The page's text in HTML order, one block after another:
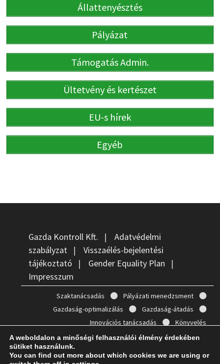
Állattenyésztés
Pályázat
Támogatás Admin.
Ültetvény és kertészet
EU-s hírek
Egyéb
Gazda Kontroll Kft. | Adatvédelmi
szabályzat | Visszaélés-bejelentési
tájékoztató | Gender Equality Plan |
Impresszum
Szaktanácsadás
Pályázati menedzsment
Gazdaság-optimalizálás
Gazdaság-átadás
Innovációs tanácsadás
Könyvelés
A weboldalon a minőségi felhasználói élmény érdekében
sütiket használunk.
You can find out more about which cookies we are using or